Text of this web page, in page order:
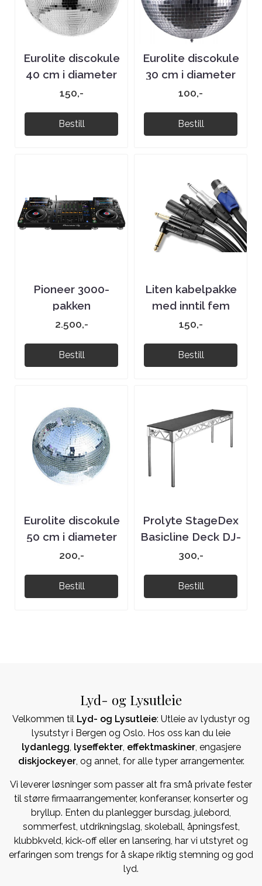
Eurolite discokule
40 cm i diameter
150,-
Bestill
Eurolite discokule
30 cm i diameter
100,-
Bestill
Pioneer 3000-
pakken
2.500,-
Bestill
Liten kabelpakke
med inntil fem
kabler
150,-
Bestill
Eurolite discokule
50 cm i diameter
200,-
Bestill
Prolyte StageDex
Basicline Deck DJ-
bord
300,-
Bestill
Lyd- og Lysutleie
Velkommen til Lyd- og Lysutleie: Utleie av lydustyr og
lysutstyr i Bergen og Oslo. Hos oss kan du leie
lydanlegg, lyseffekter, effektmaskiner, engasjere
diskjockeyer, og annet, for alle typer arrangementer.
Vi leverer løsninger som passer alt fra små private fester
til større firmaarrangementer, konferanser, konserter og
bryllup. Enten du planlegger bursdag, julebord,
sommerfest, utdrikningslag, skoleball, åpningsfest,
klubbkveld, kick-off eller en lansering, har vi utstyret og
erfaringen som trengs for å skape riktig stemning og god
lyd.